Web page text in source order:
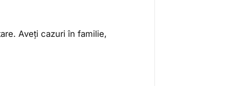
Aveți cazuri în familie,